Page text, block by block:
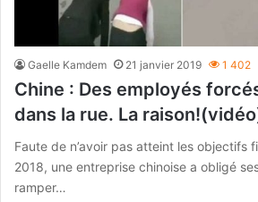
Gaelle Kamdem 21 janvier 2019 1 402
Chine : Des employés
dans la rue. La
Faute de n’avoir pas atteint les objectifs
2018, une entreprise chinoise a obligé
ramper…